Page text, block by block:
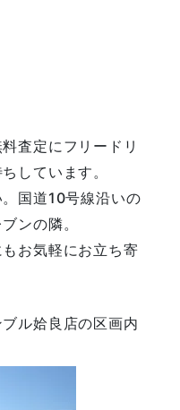
査定にフリードリ
しています。
国道10号線沿いの
ンの隣。
お気軽にお立ち寄
ル姶良店の区画内